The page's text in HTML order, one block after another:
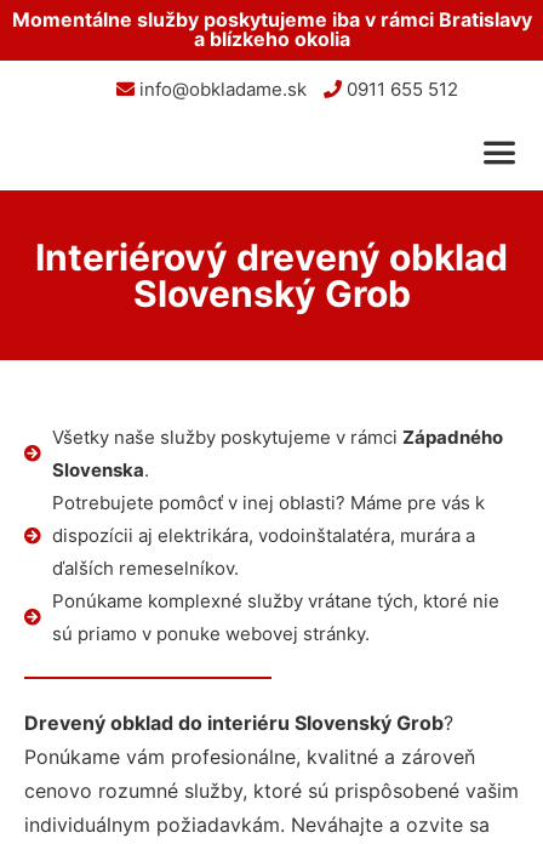
Momentálne služby poskytujeme iba v rámci Bratislavy
a blízkeho okolia
info@obkladame.sk 0911 655 512
Interiérový drevený obklad
Slovenský Grob
Všetky naše služby poskytujeme v rámci Západného
Slovenska.
Potrebujete pomôcť v inej oblasti? Máme pre vás k
dispozícii aj elektrikára, vodoinštalatéra, murára a
ďalších remeselníkov.
Ponúkame komplexné služby vrátane tých, ktoré nie
sú priamo v ponuke webovej stránky.
Drevený obklad do interiéru Slovenský Grob?
Ponúkame vám profesionálne, kvalitné a zároveň
cenovo rozumné služby, ktoré sú prispôsobené vašim
individuálnym požiadavkám. Neváhajte a ozvite sa